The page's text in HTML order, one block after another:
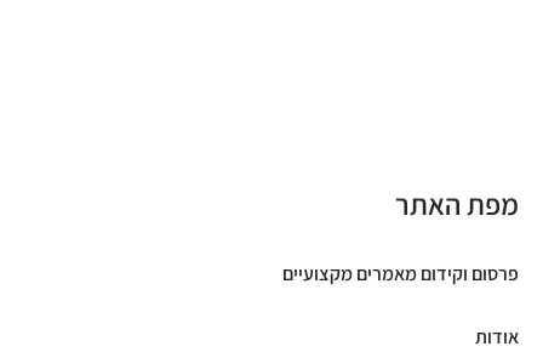
מפת האתר
פרסום וקידום מאמרים מקצועיים
אודות